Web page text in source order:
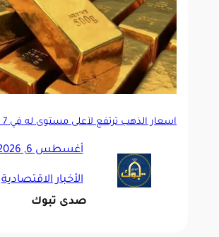
أسعار الذهب ترتفع لأعلى مستوى له في 7 أسابيع
أغسطس 6, 2026
الأخبار الاقتصادية
صدى تبوك